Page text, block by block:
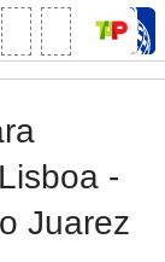
-
Juarez